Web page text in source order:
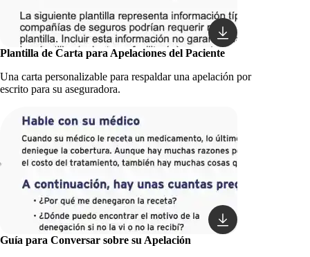
Plantilla de Carta para Apelaciones del Paciente
Una carta personalizable para respaldar una apelación por
escrito para su aseguradora.
Guía para Conversar sobre su Apelación